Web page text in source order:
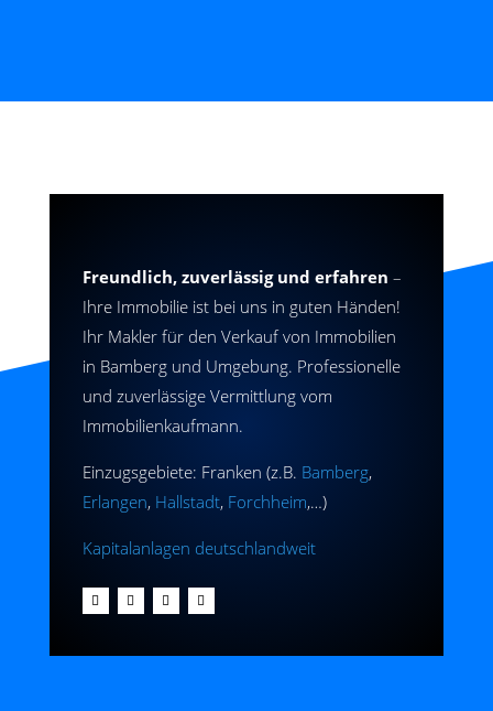
Freundlich, zuverlässig und erfahren –
Ihre Immobilie ist bei uns in guten Händen!
Ihr Makler für den Verkauf von Immobilien
in Bamberg und Umgebung. Professionelle
und zuverlässige Vermittlung vom
Immobilienkaufmann.
Einzugsgebiete: Franken (z.B. Bamberg,
Erlangen, Hallstadt, Forchheim,…)
Kapitalanlagen deutschlandweit